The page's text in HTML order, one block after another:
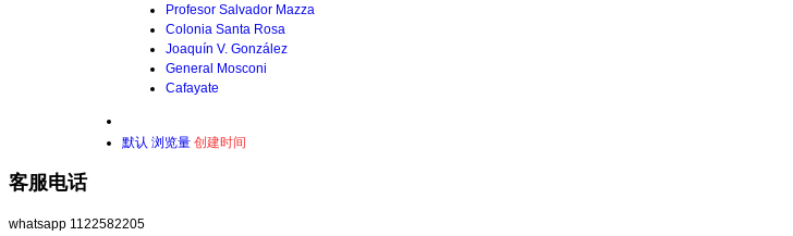
Profesor Salvador Mazza
Colonia Santa Rosa
Joaquín V. González
General Mosconi
Cafayate
默认 浏览量 创建时间
客服电话
whatsapp 1122582205